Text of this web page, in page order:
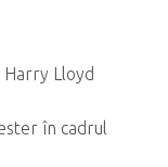
Lloyd
în cadrul